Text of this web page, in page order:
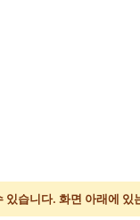
습니다. 화면 아래에 있